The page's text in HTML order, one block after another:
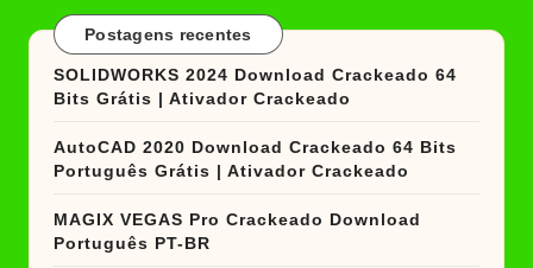
Postagens recentes
SOLIDWORKS 2024 Download Crackeado 64
Bits Grátis | Ativador Crackeado
AutoCAD 2020 Download Crackeado 64 Bits
Português Grátis | Ativador Crackeado
MAGIX VEGAS Pro Crackeado Download
Português PT-BR